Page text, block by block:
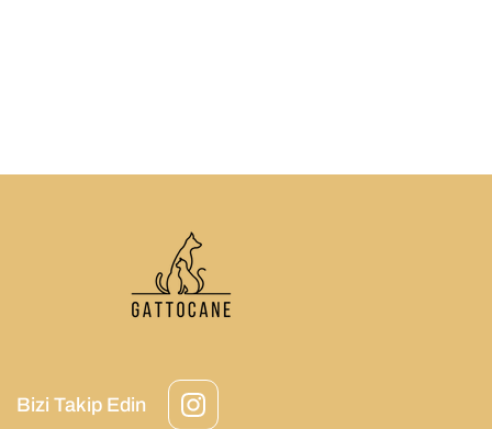
Bizi Takip Edin
Instagram